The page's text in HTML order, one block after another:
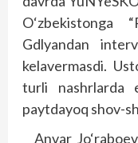
O‘zbekistonga
Gdlyandan
kelavermasdi.
turli nashrlarda
paytdayoq shov-
Anvar